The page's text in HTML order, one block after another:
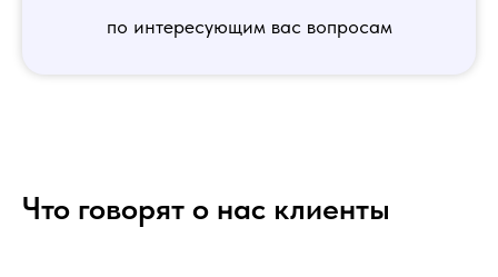
по интересующим вас вопросам
Что говорят о нас клиенты